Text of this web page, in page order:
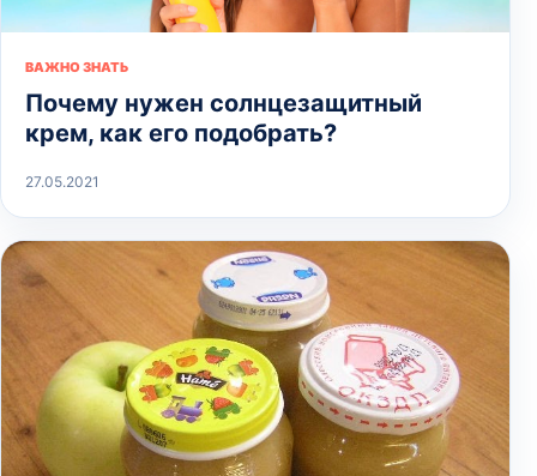
ВАЖНО ЗНАТЬ
Почему нужен солнцезащитный
крем, как его подобрать?
27.05.2021